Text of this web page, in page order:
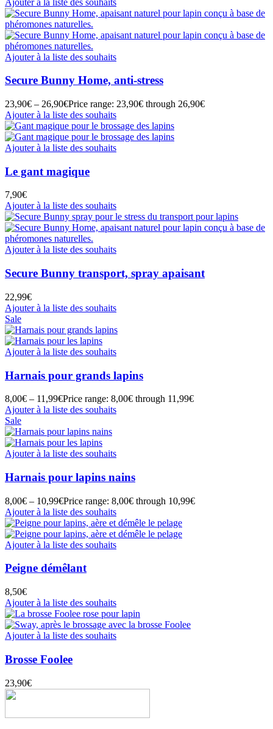
Ajouter à la liste des souhaits
Secure Bunny Home, anti-stress
23,90€ – 26,90€Price range: 23,90€ through 26,90€
Ajouter à la liste des souhaits
Ajouter à la liste des souhaits
Le gant magique
7,90€
Ajouter à la liste des souhaits
Ajouter à la liste des souhaits
Secure Bunny transport, spray apaisant
22,99€
Ajouter à la liste des souhaits
Sale
Ajouter à la liste des souhaits
Harnais pour grands lapins
8,00€ – 11,99€Price range: 8,00€ through 11,99€
Ajouter à la liste des souhaits
Sale
Ajouter à la liste des souhaits
Harnais pour lapins nains
8,00€ – 10,99€Price range: 8,00€ through 10,99€
Ajouter à la liste des souhaits
Ajouter à la liste des souhaits
Peigne démêlant
8,50€
Ajouter à la liste des souhaits
Ajouter à la liste des souhaits
Brosse Foolee
23,90€